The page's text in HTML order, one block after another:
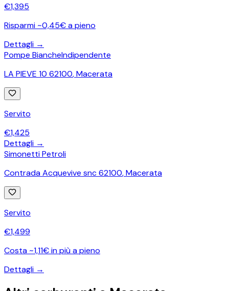
€1,395
Risparmi ~0,45€ a pieno
Dettagli →
Pompe BiancheIndipendente
LA PIEVE 10 62100,Macerata
Servito
€1,425
Dettagli →
Simonetti Petroli
Contrada Acquevive snc 62100,Macerata
Servito
€1,499
Costa ~1,11€ in più a pieno
Dettagli →